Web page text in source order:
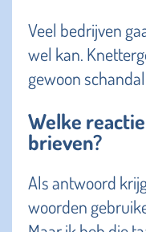
Veel bedrijven
wel kan.
gewoon
Welke
brieven?
Als antwoord
woorden